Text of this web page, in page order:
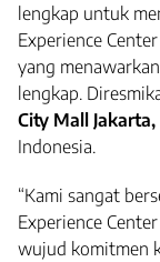
lengkap untuk
Experience
yang
lengkap.
City Mall Jakarta,
Indonesia.
“Kami sangat
Experience
wujud komitmen